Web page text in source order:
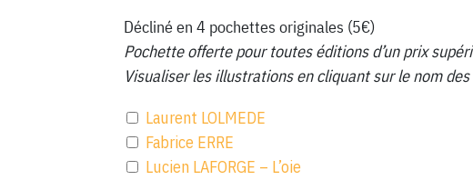
Décliné en 4 pochettes originales (5€)
Pochette offerte pour toutes éditions d’un prix
Visualiser les illustrations en cliquant sur le nom
Laurent LOLMEDE
Fabrice ERRE
Lucien LAFORGE – L’oie